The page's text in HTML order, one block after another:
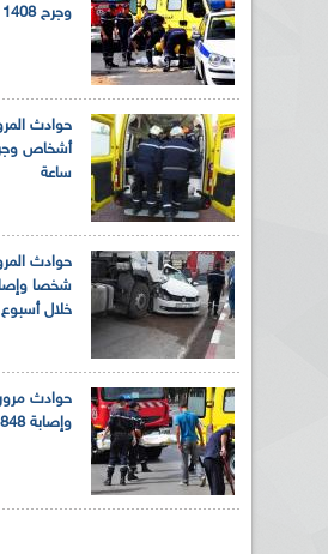
وجرح 1408 خلال أسبوع
ساعة
خلال أسبوع
وإصابة 1848 خلال أسبوع